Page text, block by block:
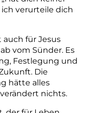
ich verurteile dich
auch für Jesus
vom Sünder. Es
Festlegung und
Die
hätte alles
nichts.